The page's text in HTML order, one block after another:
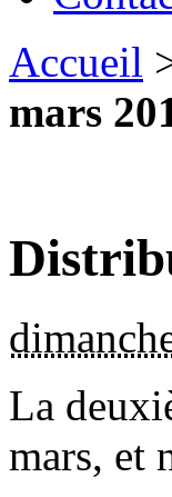
Accueil
mars
La
mars, et